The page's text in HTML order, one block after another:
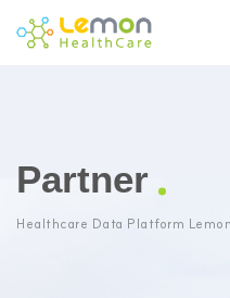
Partner
Healthcare Data Platform Lemon